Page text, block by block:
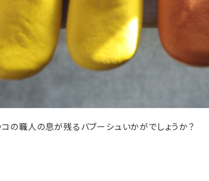
コの職人の息が残るバブーシュいかがでしょうか？